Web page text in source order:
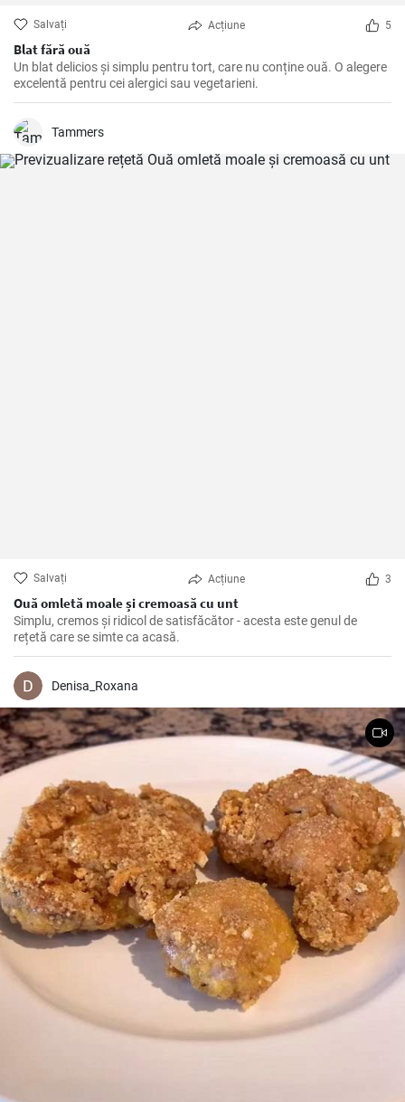
Salvați Acțiune 5
Blat fără ouă
Un blat delicios și simplu pentru tort, care nu conține ouă. O alegere
excelentă pentru cei alergici sau vegetarieni.
Tammers
Salvați Acțiune 3
Ouă omletă moale și cremoasă cu unt
Simplu, cremos și ridicol de satisfăcător - acesta este genul de
rețetă care se simte ca acasă.
Denisa_Roxana